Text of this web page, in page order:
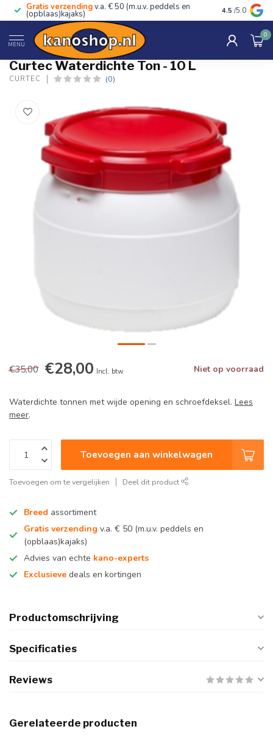
Gratis verzendingv.a. € 50 (m.u.v. peddels en
(opblaas)kajaks) Advies van
4.5 /5.0
MENU
0
Home / Waterdichte Ton - 10 L
Curtec Waterdichte Ton - 10 L
CURTEC (0)
€35,00 €28,00 Incl. btw Niet op voorraad
Waterdichte tonnen met wijde opening en schroefdeksel. Lees
meer.
Toevoegen aan winkelwagen
Toevoegen om te vergelijken Deel dit product
Breed assortiment
Gratis verzending v.a. € 50 (m.u.v. peddels en
(opblaas)kajaks)
Advies van echte kano-experts
Exclusieve deals en kortingen
Productomschrijving
Specificaties
Reviews
Gerelateerde producten